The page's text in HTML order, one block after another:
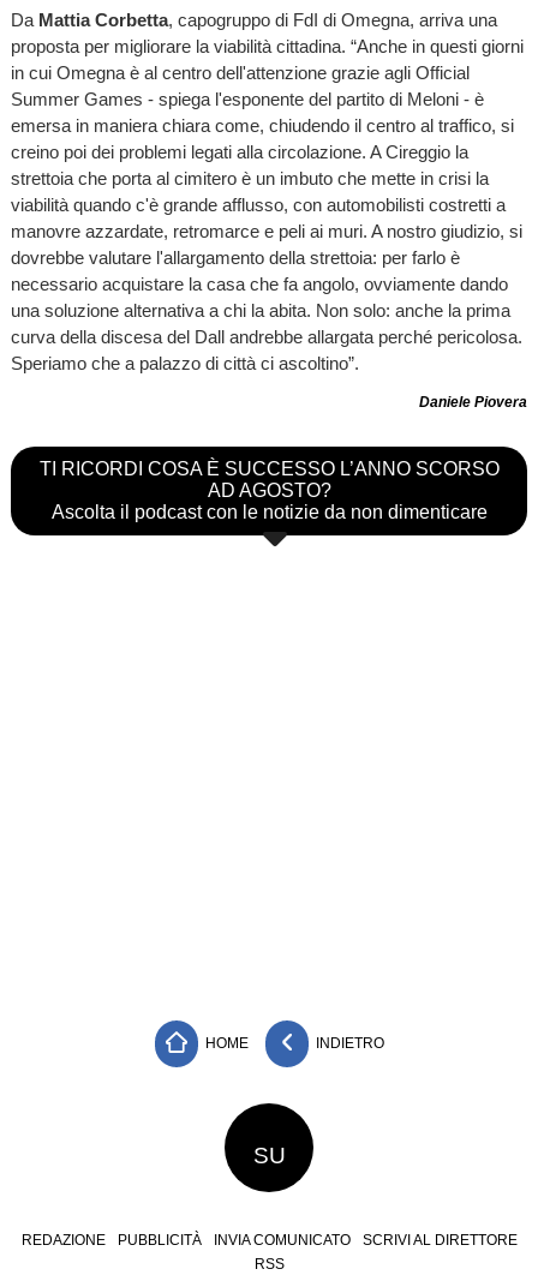
Da Mattia Corbetta, capogruppo di FdI di Omegna, arriva una
proposta per migliorare la viabilità cittadina. “Anche in questi giorni
in cui Omegna è al centro dell'attenzione grazie agli Official
Summer Games - spiega l'esponente del partito di Meloni - è
emersa in maniera chiara come, chiudendo il centro al traffico, si
creino poi dei problemi legati alla circolazione. A Cireggio la
strettoia che porta al cimitero è un imbuto che mette in crisi la
viabilità quando c'è grande afflusso, con automobilisti costretti a
manovre azzardate, retromarce e peli ai muri. A nostro giudizio, si
dovrebbe valutare l'allargamento della strettoia: per farlo è
necessario acquistare la casa che fa angolo, ovviamente dando
una soluzione alternativa a chi la abita. Non solo: anche la prima
curva della discesa del Dall andrebbe allargata perché pericolosa.
Speriamo che a palazzo di città ci ascoltino”.
Daniele Piovera
TI RICORDI COSA È SUCCESSO L’ANNO SCORSO
AD AGOSTO?
Ascolta il podcast con le notizie da non dimenticare
HOME INDIETRO
SU
REDAZIONE PUBBLICITÀ INVIA COMUNICATO
SCRIVI AL DIRETTORE
RSS